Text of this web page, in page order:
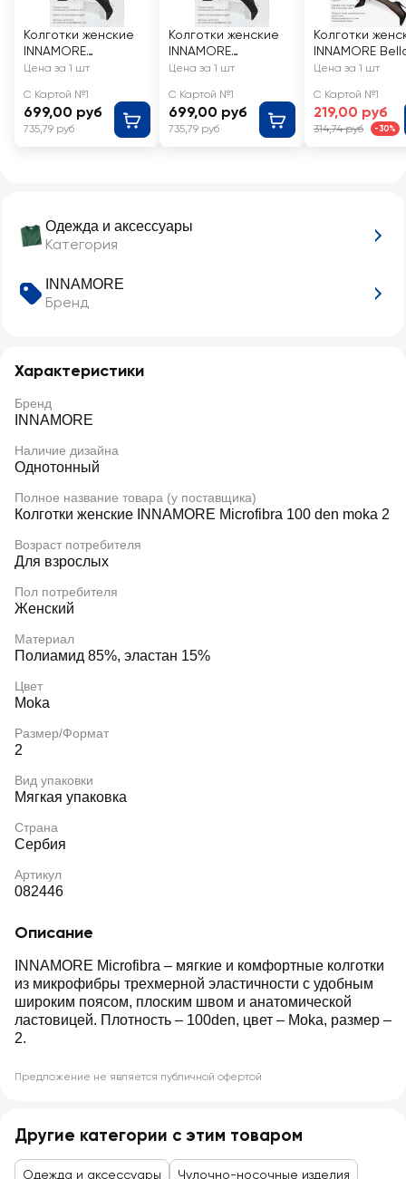
Одежда и аксессуары
Категория
INNAMORE
Бренд
Характеристики
Бренд
INNAMORE
Наличие дизайна
Однотонный
Полное название товара (у поставщика)
Колготки женские INNAMORE Microfibra 100 den moka 2
Возраст потребителя
Для взрослых
Пол потребителя
Женский
Материал
Полиамид 85%, эластан 15%
Цвет
Moka
Размер/Формат
2
Вид упаковки
Мягкая упаковка
Страна
Сербия
Артикул
082446
Описание
INNAMORE Microfibra – мягкие и комфортные колготки
из микрофибры трехмерной эластичности с удобным
широким поясом, плоским швом и анатомической
ластовицей. Плотность – 100den, цвет – Moka, размер –
2.
Предложение не является публичной офертой
Колготки женские
INNAMORE
Microfibra 100 den
Цена за 1 шт
С Картой №1
699,00 руб
735,79 руб
Колготки женские
INNAMORE
Microfibra 100 den
Цена за 1 шт
С Картой №1
699,00 руб
735,79 руб
Колготки
INNAMORE
den Moka 2
Цена за 1 шт
С Картой №1
219,00 руб
314,74 руб -30%
Другие категории с этим товаром
Одежда и аксессуары Чулочно-носочные изделия